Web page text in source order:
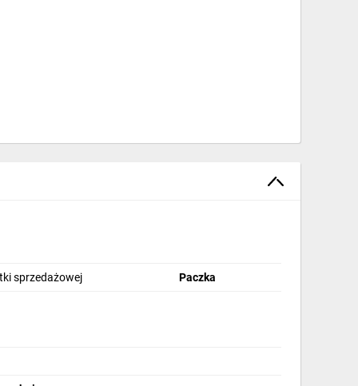
sprzedażowej Paczka